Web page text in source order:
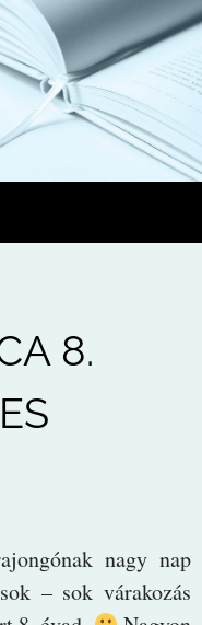
8.
nagy nap
– sok várakozás